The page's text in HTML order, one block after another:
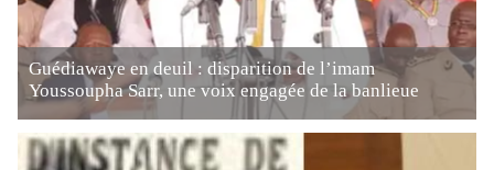
Guédiawaye en deuil : disparition de l’imam
Youssoupha Sarr, une voix engagée de la banlieue